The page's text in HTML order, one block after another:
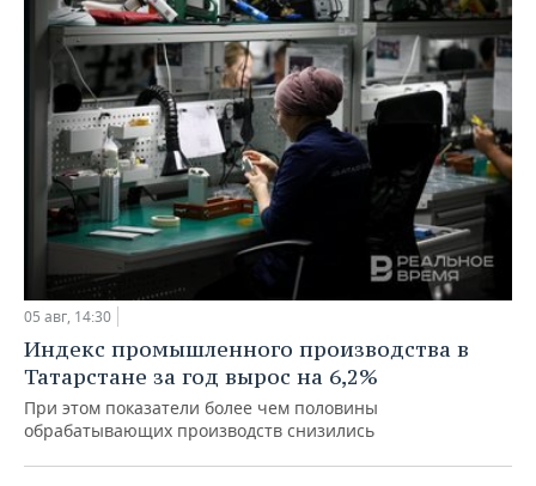
05 авг, 14:30
Индекс промышленного производства в
Татарстане за год вырос на 6,2%
При этом показатели более чем половины
обрабатывающих производств снизились